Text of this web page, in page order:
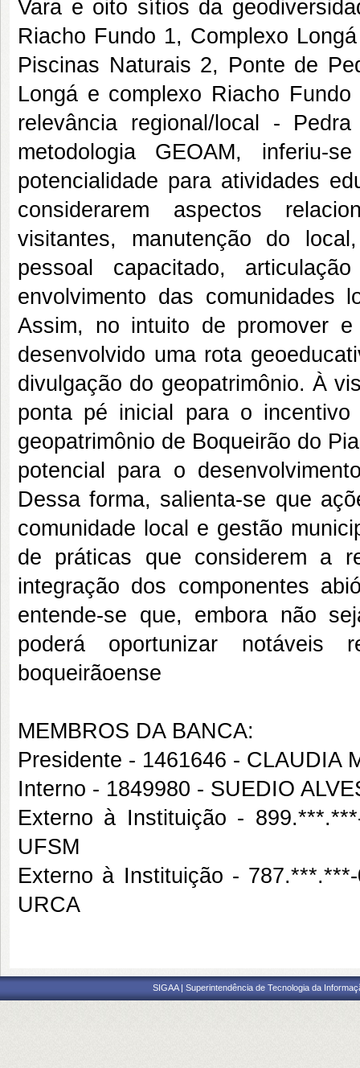
Vara e oito sítios da
Riacho Fundo 1, Complexo
Piscinas Naturais 2, Ponte de
Longá e complexo Riacho
relevância regional/local -
metodologia GEOAM,
potencialidade para atividades
considerarem aspectos
visitantes, manutenção do
pessoal capacitado,
envolvimento das comunidades
Assim, no intuito de promover e
desenvolvido uma rota
divulgação do geopatrimônio. À
ponta pé inicial para o
geopatrimônio de Boqueirão do
potencial para o
Dessa forma, salienta-se que
comunidade local e gestão
de práticas que considerem a
integração dos componentes
entende-se que, embora não
poderá oportunizar notáveis
boqueirãoense
MEMBROS DA BANCA:
Presidente - 1461646 - CLAUDIA
Interno - 1849980 - SUEDIO
Externo à Instituição -
UFSM
Externo à Instituição -
URCA
SIGAA | Superintendência de Tecnologia da